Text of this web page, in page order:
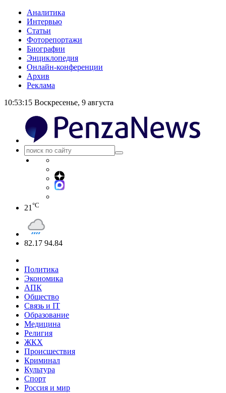
Аналитика
Интервью
Статьи
Фоторепортажи
Биографии
Энциклопедия
Онлайн-конференции
Архив
Реклама
10:53:16 Воскресенье, 9 августа
21 °C
82.17 94.84
Политика
Экономика
АПК
Общество
Связь и IT
Образование
Медицина
Религия
ЖКХ
Происшествия
Криминал
Культура
Спорт
Россия и мир